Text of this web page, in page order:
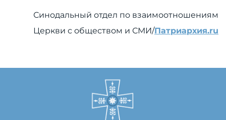
Синодальный отдел по взаимоотношениям
Церкви с обществом и СМИ/Патриархия.ru